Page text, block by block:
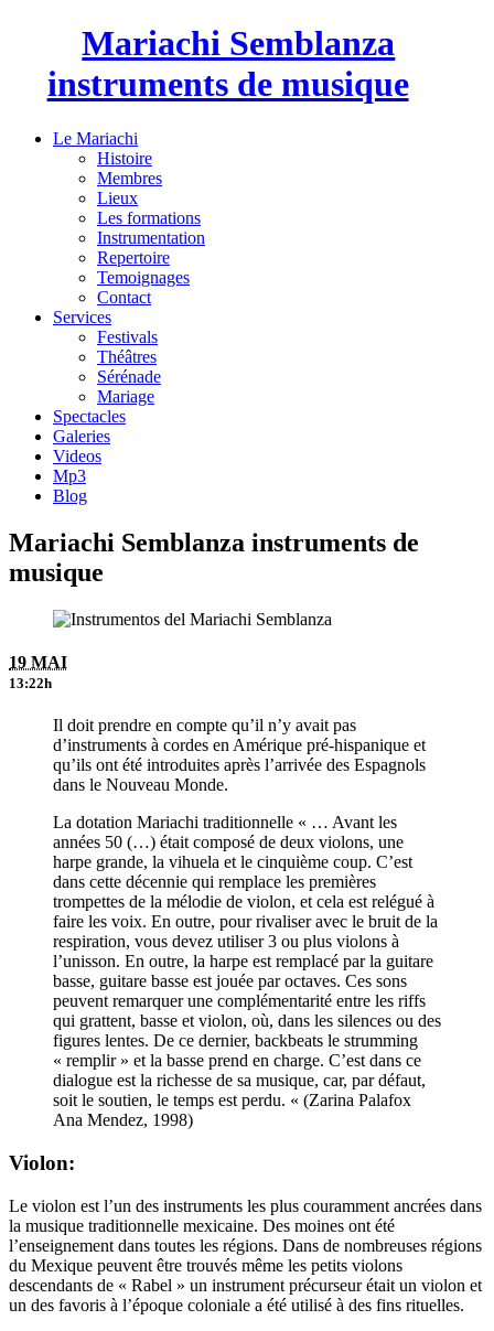
Mariachi Semblanza
instruments de musique
Le Mariachi
Histoire
Membres
Lieux
Les formations
Instrumentation
Repertoire
Temoignages
Contact
Services
Festivals
Théâtres
Sérénade
Mariage
Spectacles
Galeries
Videos
Mp3
Blog
Mariachi Semblanza instruments de
musique
19 MAI
13:22h
Il doit prendre en compte qu’il n’y avait pas
d’instruments à cordes en Amérique pré-hispanique et
qu’ils ont été introduites après l’arrivée des Espagnols
dans le Nouveau Monde.
La dotation Mariachi traditionnelle « … Avant les
années 50 (…) était composé de deux violons, une
harpe grande, la vihuela et le cinquième coup. C’est
dans cette décennie qui remplace les premières
trompettes de la mélodie de violon, et cela est relégué à
faire les voix. En outre, pour rivaliser avec le bruit de la
respiration, vous devez utiliser 3 ou plus violons à
l’unisson. En outre, la harpe est remplacé par la guitare
basse, guitare basse est jouée par octaves. Ces sons
peuvent remarquer une complémentarité entre les riffs
qui grattent, basse et violon, où, dans les silences ou des
figures lentes. De ce dernier, backbeats le strumming
« remplir » et la basse prend en charge. C’est dans ce
dialogue est la richesse de sa musique, car, par défaut,
soit le soutien, le temps est perdu. « (Zarina Palafox
Ana Mendez, 1998)
Violon:
Le violon est l’un des instruments les plus couramment ancrées dans
la musique traditionnelle mexicaine. Des moines ont été
l’enseignement dans toutes les régions. Dans de nombreuses régions
du Mexique peuvent être trouvés même les petits violons
descendants de « Rabel » un instrument précurseur était un violon et
un des favoris à l’époque coloniale a été utilisé à des fins rituelles.